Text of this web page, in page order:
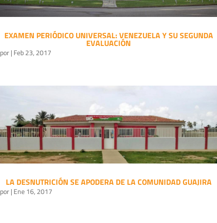
EXAMEN PERIÓDICO UNIVERSAL: VENEZUELA Y SU SEGUNDA
EVALUACIÓN
por| Feb 23, 2017
LA DESNUTRICIÓN SE APODERA DE LA COMUNIDAD GUAJIRA
por| Ene 16, 2017